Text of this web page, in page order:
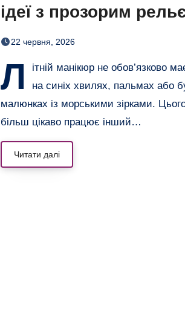
ідеї з прозорим
літо
22 червня, 2026
Л
ітній манікюр не обов’язково
на синіх хвилях, пальмах або
малюнках із морськими зірками.
більш цікаво працює інший…
Читати далі